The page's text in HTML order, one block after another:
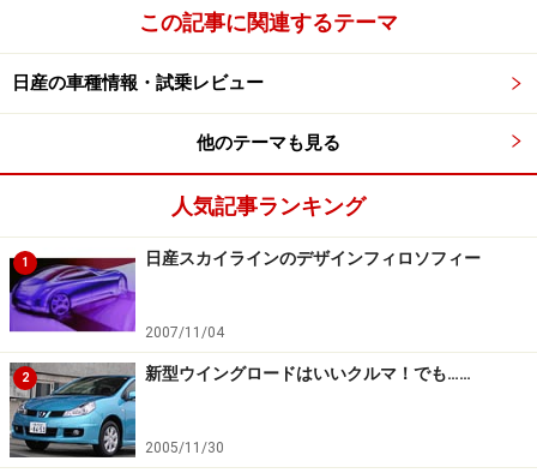
この記事に関連するテーマ
日産の車種情報・試乗レビュー
他のテーマも見る
人気記事ランキング
1 日産スカイラインのデザインフィロソフィー
2007/11/04
2 新型ウイングロードはいいクルマ！でも……
2005/11/30